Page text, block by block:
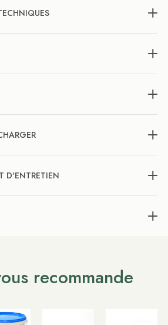
D'ENTRETIEN
recommande